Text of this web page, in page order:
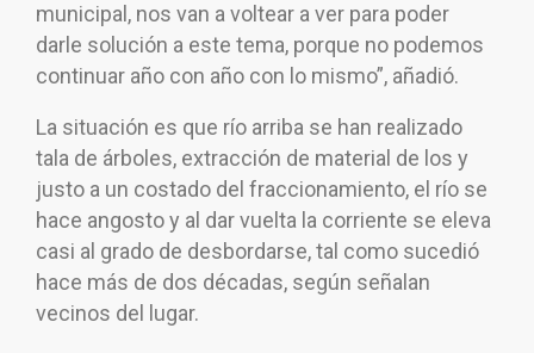
municipal, nos van a voltear a ver para poder
darle solución a este tema, porque no podemos
continuar año con año con lo mismo”, añadió.
La situación es que río arriba se han realizado
tala de árboles, extracción de material de los y
justo a un costado del fraccionamiento, el río se
hace angosto y al dar vuelta la corriente se eleva
casi al grado de desbordarse, tal como sucedió
hace más de dos décadas, según señalan
vecinos del lugar.